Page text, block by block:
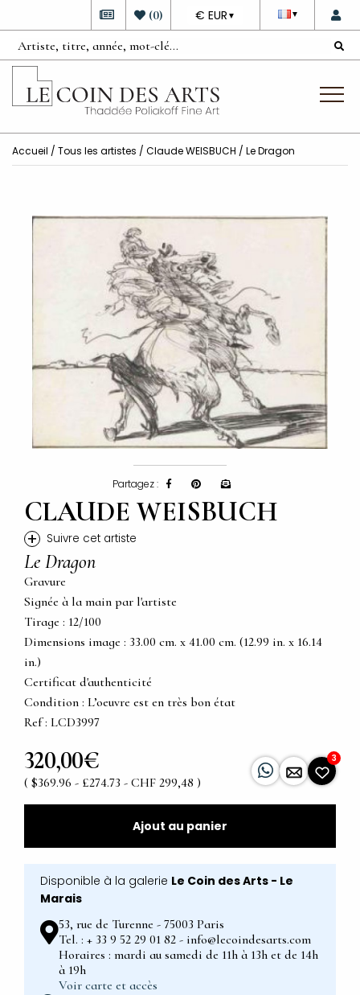
▼
DEVISE
€ EUR ▼
(0)
Accueil / Tous les artistes / Claude WEISBUCH / Le Dragon
Partagez :
CLAUDE WEISBUCH
+ Suivre cet artiste
Le Dragon
Gravure
Signée à la main par l'artiste
Tirage : 12/100
Dimensions image : 33.00 cm. x 41.00 cm. (12.99 in. x 16.14
in.)
Certificat d'authenticité
Condition : L’oeuvre est en très bon état
Ref : LCD3997
320,00€
( $369.96 - £274.73 - CHF 299,48 )
3
Ajout au panier
Disponible à la galerie Le Coin des Arts - Le
Marais
53, rue de Turenne - 75003 Paris
Tel. : + 33 9 52 29 01 82 - info@lecoindesarts.com
Horaires : mardi au samedi de 11h à 13h et de 14h
à 19h
Voir carte et accès